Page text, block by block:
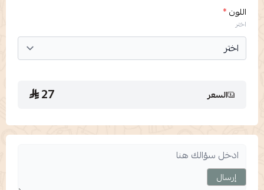
اللون*
اختر
السعر 27
إرسال